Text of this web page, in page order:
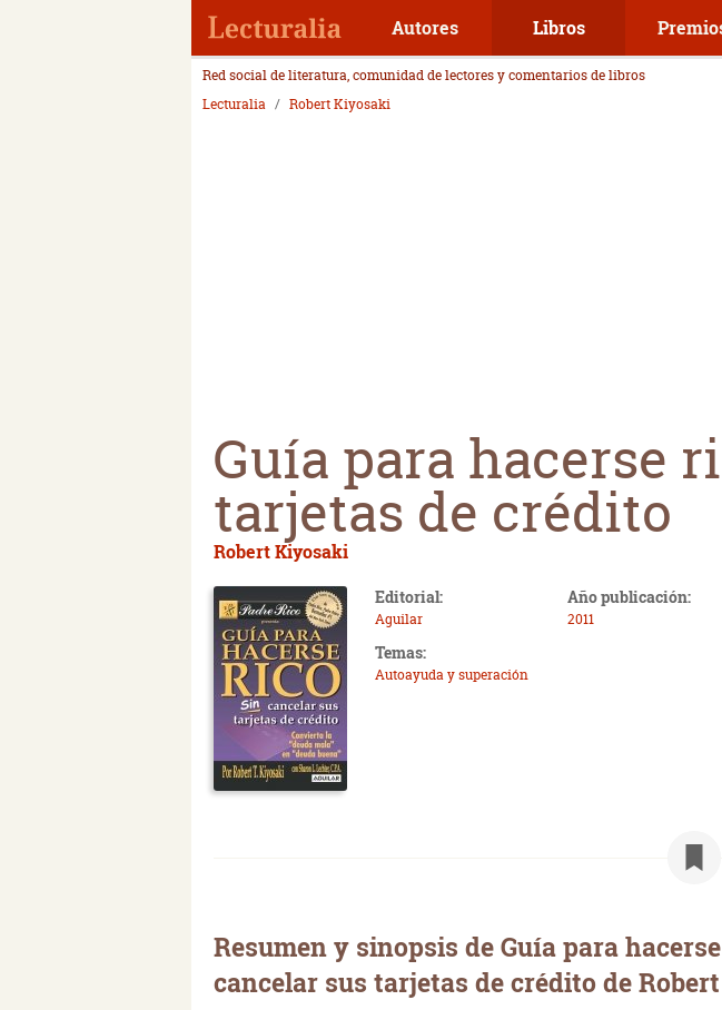
Autores Libros
Red social de literatura, comunidad de lectores y comentarios de libros
Lecturalia
Robert Kiyosaki
Guía para hacerse
tarjetas de crédito
Robert Kiyosaki
Editorial:
Aguilar
Año publicación:
2011
Temas:
Autoayuda y superación
Resumen y sinopsis de Guía para
cancelar sus tarjetas de crédito de